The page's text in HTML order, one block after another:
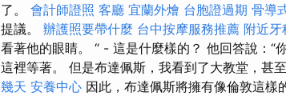
了。 會計師證照 客廳 宜蘭外燴 台胞證過期 骨導
提議。 辦護照要帶什麼 台中按摩服務推薦 附近牙
看著他的眼睛。 “ - 這是什麼樣的？ 他回答說：“
這裡等著。 但是布達佩斯，我看到了大教堂，甚
幾天 安養中心 因此，布達佩斯將擁有像倫敦這樣